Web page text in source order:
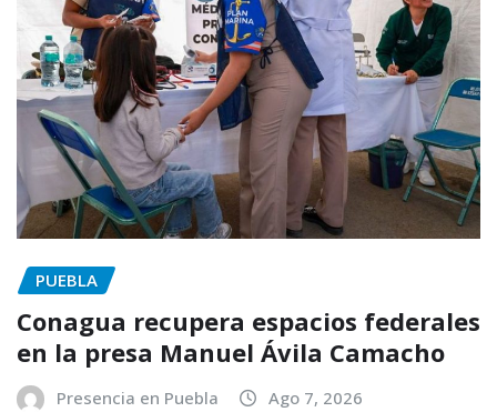
PUEBLA
Conagua recupera espacios federales
en la presa Manuel Ávila Camacho
Presencia en Puebla Ago 7, 2026